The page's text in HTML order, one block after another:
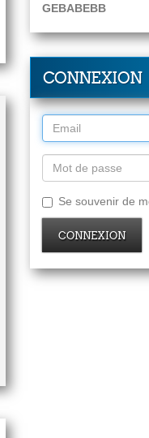
GEBABEBB
CONNEXION
Se souvenir de
CONNEXION